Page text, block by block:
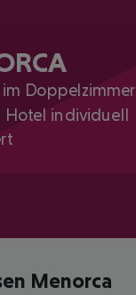
Doppelzimmer
Hotel individuell
Menorca